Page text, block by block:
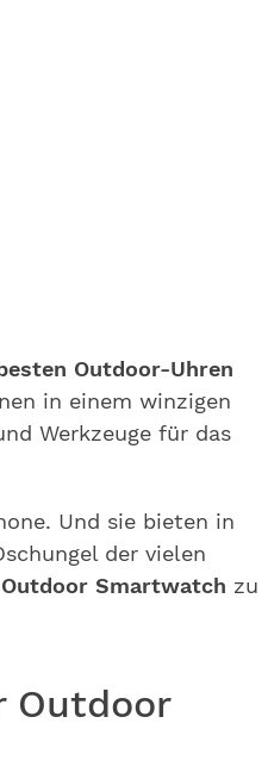
Outdoor-Uhren
in einem winzigen
Werkzeuge für das
Und sie bieten in
der vielen
Outdoor Smartwatch zu
Outdoor